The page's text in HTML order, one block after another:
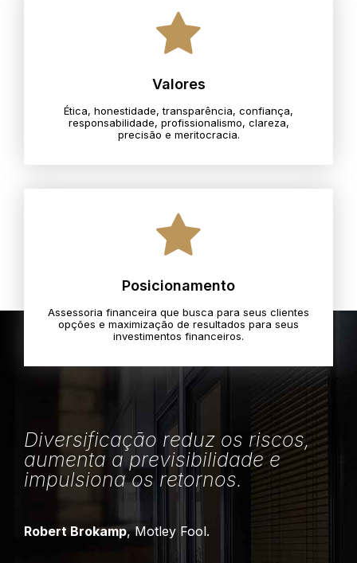
Valores
Ética, honestidade, transparência, confiança,
responsabilidade, profissionalismo, clareza,
precisão e meritocracia.​
Posicionamento
Assessoria financeira que busca para seus clientes
opções e maximização de resultados para seus
investimentos financeiros.
Diversificação reduz os riscos,
aumenta a previsibilidade e
impulsiona os retornos.
Robert Brokamp, Motley Fool.